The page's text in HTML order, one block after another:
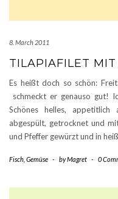
8. March 2011
TILAPIAFILET
Es heißt doch so schön:
schmeckt er genauso gut!
Schönes helles,
abgespült, getrocknet und
und Pfeffer gewürzt und in
Fisch Gemüse - byMagret - 0